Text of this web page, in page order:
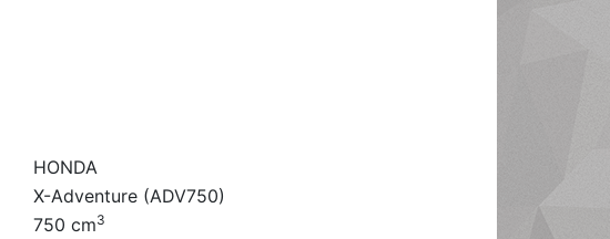
HONDA
X-Adventure (ADV750)
750 cm3